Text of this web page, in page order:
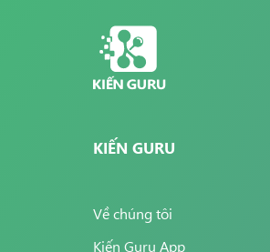
KIẾN GURU
Về chúng tôi
Kiến Guru App